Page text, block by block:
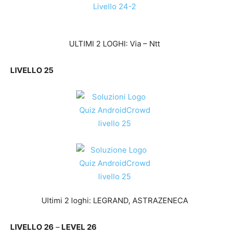
ULTIMI 2 LOGHI: Via – Ntt
LIVELLO 25
Ultimi 2 loghi: LEGRAND, ASTRAZENECA
LIVELLO 26 – LEVEL 26